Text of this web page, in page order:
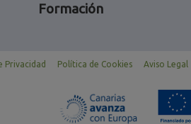
Formación
Privacidad Política de Cookies Aviso Legal